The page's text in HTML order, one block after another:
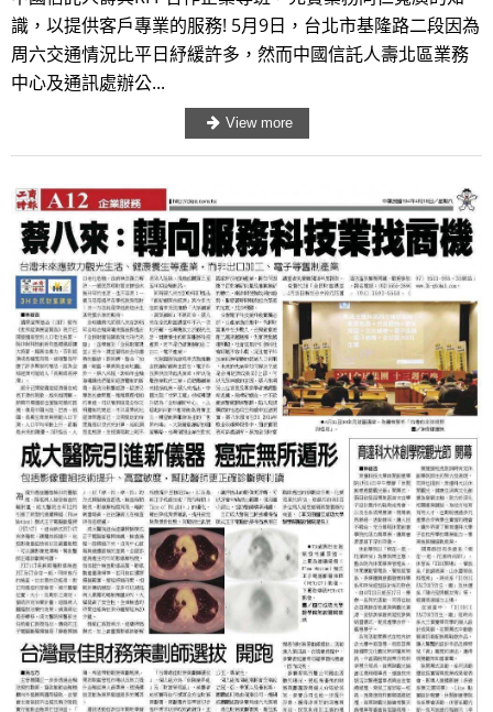
識，以提供客戶專業的服務! 5月9日，台北市基隆路二段因為
周六交通情況比平日紓緩許多，然而中國信託人壽北區業務
中心及通訊處辦公...